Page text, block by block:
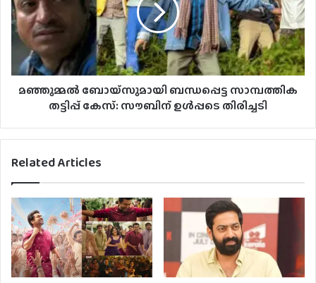
മഞ്ഞുമ്മല്‍ ബോയ്സുമായി ബന്ധപ്പെട്ട സാമ്പത്തിക
തട്ടിപ്പ് കേസ്: സൗബിന് ഉള്‍പ്പടെ തിരിച്ചടി
Related Articles